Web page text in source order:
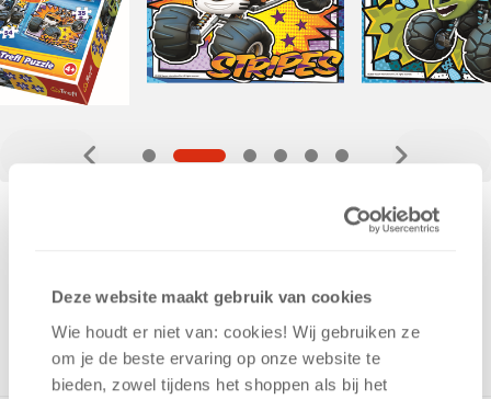
Deze website maakt gebruik van cookies
Wie houdt er niet van: cookies! Wij gebruiken ze
om je de beste ervaring op onze website te
bieden, zowel tijdens het shoppen als bij het
ONTVANG 70 OVERWINNINGSPUNTEN